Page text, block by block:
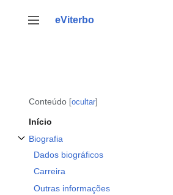
para
Alternar barra lateral
eViterbo
Conteúdo ocultar
Início
Biografia
Dados biográficos
Carreira
Outras informações